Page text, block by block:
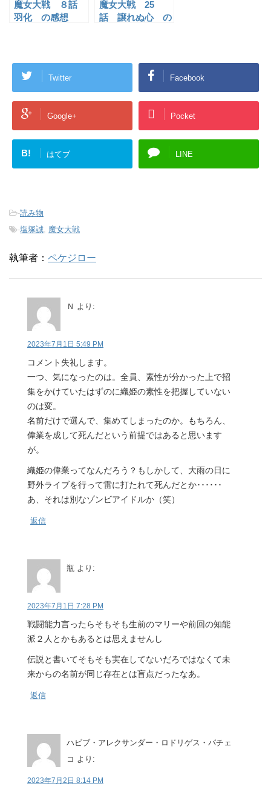
魔女大戦 ８話
羽化 の感想
魔女大戦 25
話 譲れぬ心 の
Twitter Facebook
Google+ Pocket
B! はてブ LINE
-読み物
-塩塚誠, 魔女大戦
執筆者： ペケジロー
Ｎ より:
2023年7月1日 5:49 PM
コメント失礼します。
一つ、気になったのは。全員、素性が分かった上で招
集をかけていたはずのに織姫の素性を把握していない
のは変。
名前だけで選んで、集めてしまったのか。もちろん、
偉業を成して死んだという前提ではあると思います
が。
織姫の偉業ってなんだろう？もしかして、大雨の日に
野外ライブを行って雷に打たれて死んだとか･･････
あ、それは別なゾンビアイドルか（笑）
返信
瓶 より:
2023年7月1日 7:28 PM
戦闘能力言ったらそもそも生前のマリーや前回の知能
派２人とかもあるとは思えませんし
伝説と書いてそもそも実在してないだろではなくて未
来からの名前が同じ存在とは盲点だったなあ。
返信
ハビブ・アレクサンダー・ロドリゲス・パチェ
コ より:
2023年7月2日 8:14 PM